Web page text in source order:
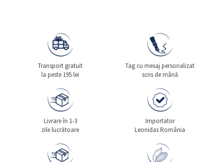
Transport gratuit
la peste 195 lei
Tag cu mesaj personalizat
scris de mână
Livrare în 1-3
zile lucrătoare
Importator
Leonidas România